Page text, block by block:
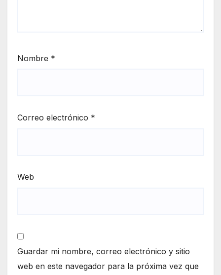
Nombre *
Correo electrónico *
Web
Guardar mi nombre, correo electrónico y sitio
web en este navegador para la próxima vez que